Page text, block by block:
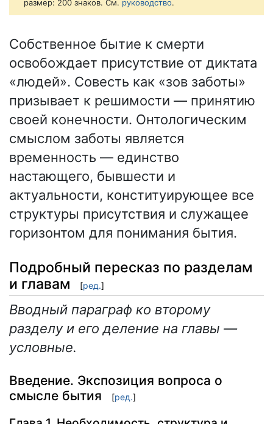
размер: 200 знаков. См. руководство.
Собственное бытие к смерти
освобождает присутствие от диктата
«людей». Совесть как «зов заботы»
призывает к решимости — принятию
своей конечности. Онтологическим
смыслом заботы является
временность — единство
настающего, бывшести и
актуальности, конституирующее все
структуры присутствия и служащее
горизонтом для понимания бытия.
Подробный пересказ по разделам
и главам
[ред.]
Вводный параграф ко второму
разделу и его деление на главы —
условные.
Введение. Экспозиция вопроса о
смысле бытия
[ред.]